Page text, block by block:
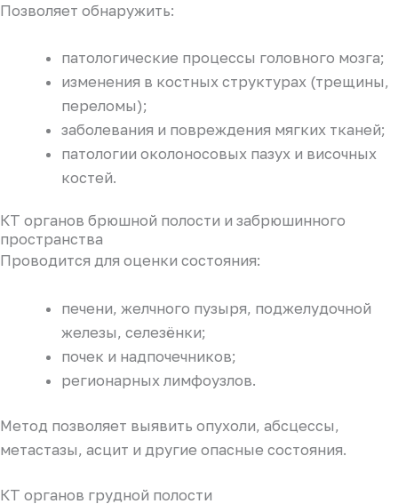
Позволяет обнаружить:
патологические процессы головного мозга;
изменения в костных структурах (трещины,
переломы);
заболевания и повреждения мягких тканей;
патологии околоносовых пазух и височных
костей.
КТ органов брюшной полости и забрюшинного
пространства
Проводится для оценки состояния:
печени, желчного пузыря, поджелудочной
железы, селезёнки;
почек и надпочечников;
регионарных лимфоузлов.
Метод позволяет выявить опухоли, абсцессы,
метастазы, асцит и другие опасные состояния.
КТ органов грудной полости